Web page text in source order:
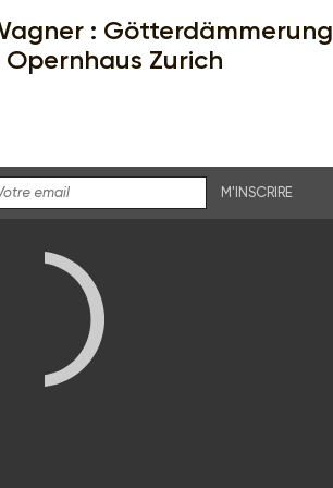
: Götterdämmerung
Zurich
M'INSCRIRE